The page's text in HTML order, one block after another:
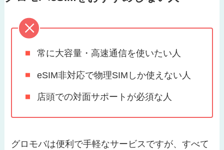
常に大容量・高速通信を使いたい人
eSIM非対応で物理SIMしか使えない人
店頭での対面サポートが必須な人
グロモバは便利で手軽なサービスですが、すべて